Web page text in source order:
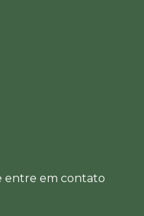
entre em contato